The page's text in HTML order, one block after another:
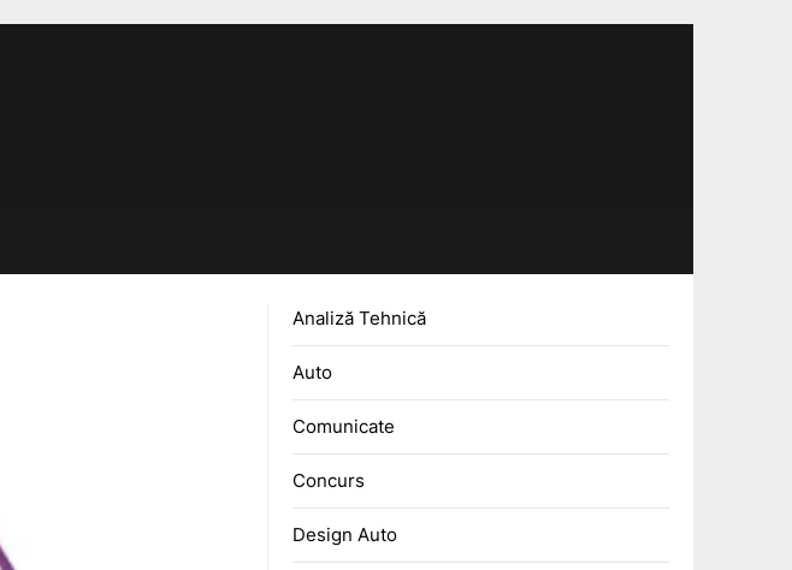
Analiză Tehnică
Auto
Comunicate
Concurs
Design Auto